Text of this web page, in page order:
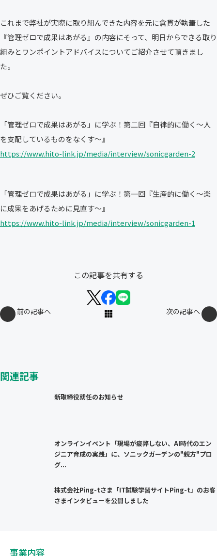
これまで弊社が実際に取り組んできた内容を元に倉貫が執筆した
『管理ゼロで成果はあがる』の内容にそって、明日からできる取り
組みとワンポイントアドバイスについてご紹介させて頂きまし
た。
ぜひご覧ください。
「管理ゼロで成果はあがる」に学ぶ！第二回『自律的に働く～人
を支配しているものをなくす～』
https://www.hito-link.jp/media/interview/sonicgarden-2
「管理ゼロで成果はあがる」に学ぶ！第一回『生産的に働く～楽
に成果をあげるために見直す～』
https://www.hito-link.jp/media/interview/sonicgarden-1
この記事を共有する
前の記事へ 次の記事へ
関連記事
新取締役就任のお知らせ
オンラインイベント「現場が疲弊しない、AI時代のエン
ジニア育成の実践」に、ソニックガーデンの"親方"プロ
グ...
株式会社Ping-tさま「IT試験学習サイトPing-t」のお客
さまインタビューを公開しました
事業内容